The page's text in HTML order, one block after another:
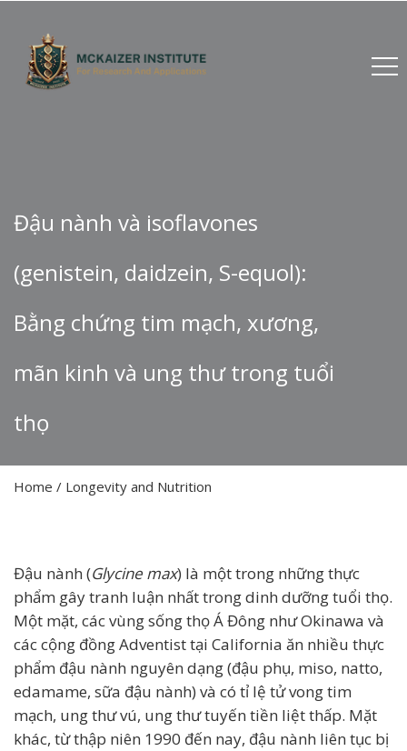
Đậu nành và isoflavones
(genistein, daidzein, S-equol):
Bằng chứng tim mạch, xương,
mãn kinh và ung thư trong tuổi
thọ
Home / Longevity and Nutrition
Đậu nành (Glycine max) là một trong những thực
phẩm gây tranh luận nhất trong dinh dưỡng tuổi thọ.
Một mặt, các vùng sống thọ Á Đông như Okinawa và
các cộng đồng Adventist tại California ăn nhiều thực
phẩm đậu nành nguyên dạng (đậu phụ, miso, natto,
edamame, sữa đậu nành) và có tỉ lệ tử vong tim
mạch, ung thư vú, ung thư tuyến tiền liệt thấp. Mặt
khác, từ thập niên 1990 đến nay, đậu nành liên tục bị